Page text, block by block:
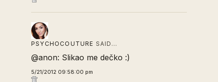
PSYCHOCOUTURE SAID…
@anon: Slikao me dečko :)
5/21/2012 09:58:00 pm